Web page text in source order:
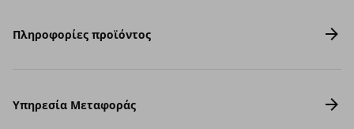
Πληροφορίες προϊόντος
Υπηρεσία Μεταφοράς